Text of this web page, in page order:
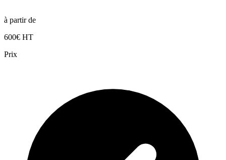
à partir de
600€ HT
Prix